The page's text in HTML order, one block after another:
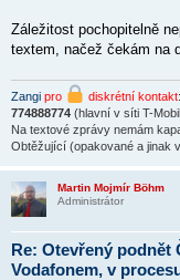
Záležitost pochopitelně
textem, načež čekám na
Zangi pro diskrétní kontakt:
774888774 (hlavní v síti T-
Na textové zprávy nemám
Obtěžující (opakované a jinak
Martin Mojmír Böhm
Administrátor
Re: Otevřený podnět
Vodafonem, v